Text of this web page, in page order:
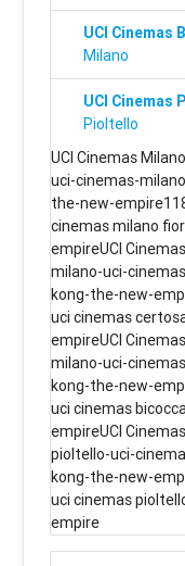
UCI Cinemas
Milano
UCI Cinemas
Pioltello
UCI Cinemas
uci-cinemas-
the-new-
cinemas milano
empireUCI
milano-uci-
kong-the-new-
uci cinemas
empireUCI
milano-uci-
kong-the-new-
uci cinemas
empireUCI
pioltello-uci-
kong-the-new-
uci cinemas
empire